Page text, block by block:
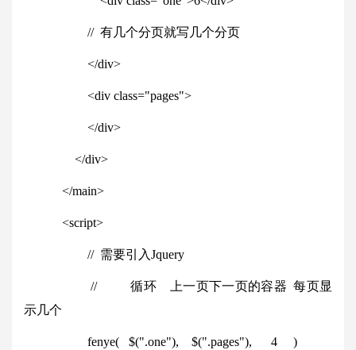
// 有几个分页就写几个分页
</div>
<div class="pages">
</div>
</div>
</main>
<script>
// 需要引入Jquery
// 循环 上一页下一页的容器 每页显
示几个
fenye( $(".one"), $(".pages"), 4 )